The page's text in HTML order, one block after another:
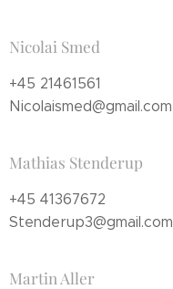
Nicolai Smed
+45 21461561
Nicolaismed@gmail.com
Mathias Stenderup
+45 41367672
Stenderup3@gmail.com
Martin Aller